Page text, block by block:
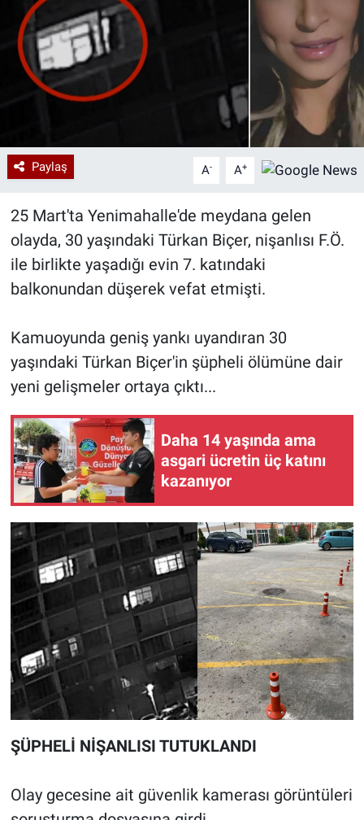
Paylaş A- A+
25 Mart'ta Yenimahalle'de meydana gelen
olayda, 30 yaşındaki Türkan Biçer, nişanlısı F.Ö.
ile birlikte yaşadığı evin 7. katındaki
balkonundan düşerek vefat etmişti.
Kamuoyunda geniş yankı uyandıran 30
yaşındaki Türkan Biçer'in şüpheli ölümüne dair
yeni gelişmeler ortaya çıktı...
Daha 14 yaşında ama
asgari ücretin üç katını
kazanıyor
ŞÜPHELİ NİŞANLISI TUTUKLANDI
Olay gecesine ait güvenlik kamerası görüntüleri
Sağlık
Teknoloji